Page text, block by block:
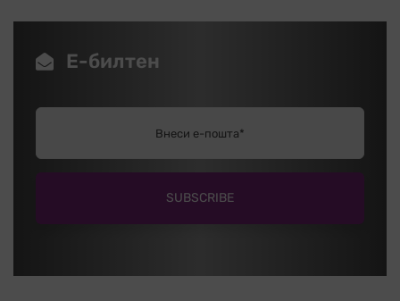
Е-билтен